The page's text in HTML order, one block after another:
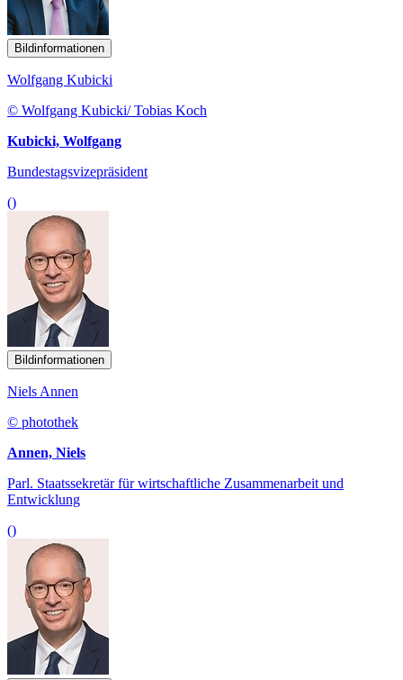
Bildinformationen
Wolfgang Kubicki
© Wolfgang Kubicki/ Tobias Koch
Kubicki, Wolfgang
Bundestagsvizepräsident
()
Bildinformationen
Niels Annen
© photothek
Annen, Niels
Parl. Staatssekretär für wirtschaftliche Zusammenarbeit und
Entwicklung
()